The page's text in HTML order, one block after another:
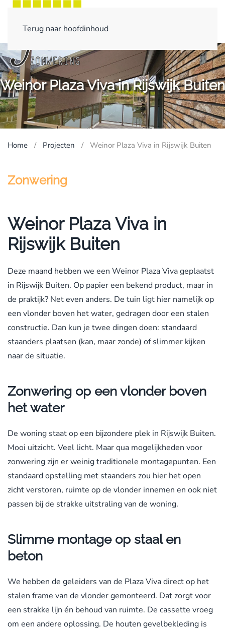
Terug naar hoofdinhoud
Weinor Plaza Viva in Rijswijk Buiten
Home Projecten Weinor Plaza Viva in Rijswijk Buiten
Zonwering
Weinor Plaza Viva in
Rijswijk Buiten
Deze maand hebben we een Weinor Plaza Viva geplaatst
in Rijswijk Buiten. Op papier een bekend product, maar in
de praktijk? Net even anders. De tuin ligt hier namelijk op
een vlonder boven het water, gedragen door een stalen
constructie. Dan kun je twee dingen doen: standaard
staanders plaatsen (kan, maar zonde) of slimmer kijken
naar de situatie.
Zonwering op een vlonder boven
het water
De woning staat op een bijzondere plek in Rijswijk Buiten.
Mooi uitzicht. Veel licht. Maar qua mogelijkheden voor
zonwering zijn er weinig traditionele montagepunten. Een
standaard opstelling met staanders zou hier het open
zicht verstoren, ruimte op de vlonder innemen en ook niet
passen bij de strakke uitstraling van de woning.
Slimme montage op staal en
beton
We hebben de geleiders van de Plaza Viva direct op het
stalen frame van de vlonder gemonteerd. Dat zorgt voor
een strakke lijn én behoud van ruimte. De cassette vroeg
om een andere oplossing. De houten gevelbekleding is